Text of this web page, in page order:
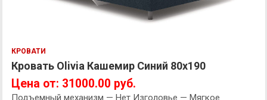
КРОВАТИ
Кровать Olivia Кашемир Синий 80х190
Цена от: 31000.00 руб.
Подъемный механизм — Нет Изголовье — Мягкое